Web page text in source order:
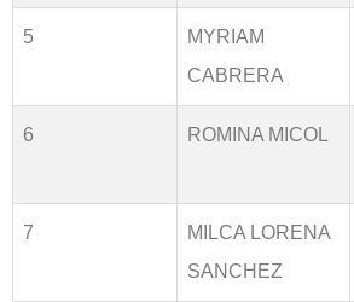
5
MYRIAM
CABRERA
6 ROMINA MICOL
7
MILCA LORENA
SANCHEZ